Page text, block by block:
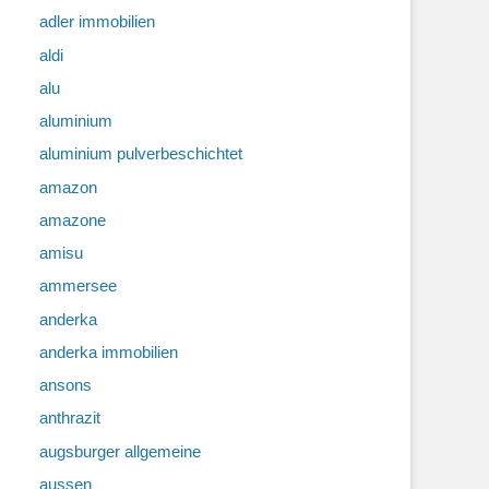
adler immobilien
aldi
alu
aluminium
aluminium pulverbeschichtet
amazon
amazone
amisu
ammersee
anderka
anderka immobilien
ansons
anthrazit
augsburger allgemeine
aussen